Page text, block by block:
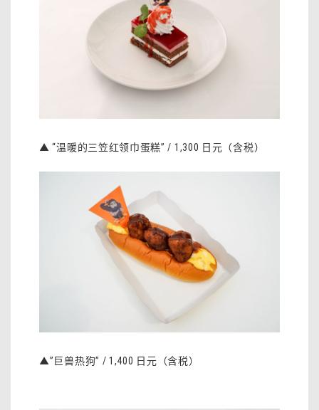
▲ “温暖的三笠红领巾蛋糕” / 1,300 日元（含税）
▲”巨兽热狗” / 1,400 日元（含税）